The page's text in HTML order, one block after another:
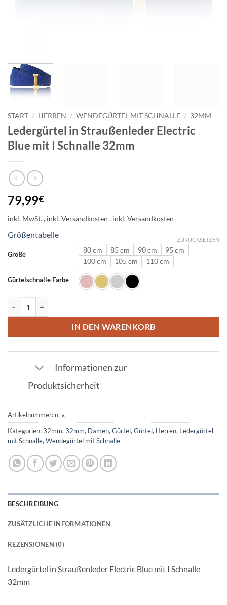
START / HERREN / WENDEGÜRTEL MIT SCHNALLE / 32MM
Ledergürtel in Straußenleder Electric
Blue mit I Schnalle 32mm
79,99€
inkl. MwSt.
Größentabelle
Größe 80 cm 85 cm 90 cm
95 cm
100 cm
105 cm 110 cm
Gürtelschnalle Farbe
ZURÜCKSETZEN
IN DEN WARENKORB
Informationen zur
Produktsicherheit
Artikelnummer: n. v.
Kategorien:32mm, 32mm, Damen, Gürtel, Gürtel, Herren, Ledergürtel
mit Schnalle, Wendegürtel mit Schnalle
BESCHREIBUNG
ZUSÄTZLICHE INFORMATIONEN
REZENSIONEN (0)
Ledergürtel in Straußenleder Electric Blue mit I Schnalle
32mm